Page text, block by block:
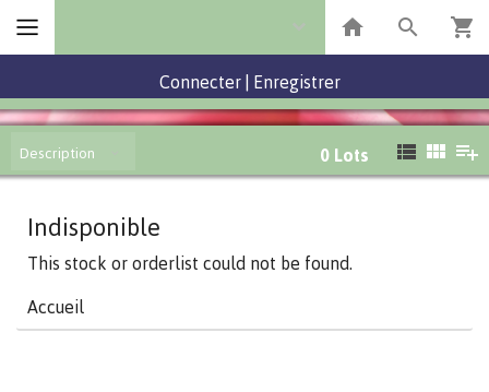
Connecter Enregistrer
Description 0 Lots
Indisponible
This stock or orderlist could not be found.
Accueil